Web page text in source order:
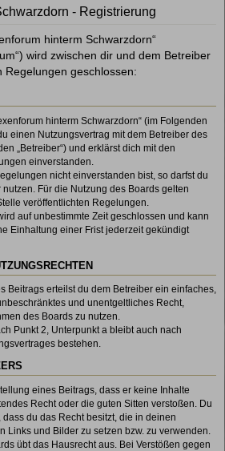
- Registrierung
hinterm Schwarzdorn“
wird zwischen dir und dem Betreiber
Regelungen geschlossen:
hinterm Schwarzdorn“ (im Folgenden
einen Nutzungsvertrag mit dem Betreiber des
„Betreiber“) und erklärst dich mit den
einverstanden.
nicht einverstanden bist, so darfst du
Für die Nutzung des Boards gelten
veröffentlichten Regelungen.
auf unbestimmte Zeit geschlossen und kann
Einhaltung einer Frist jederzeit gekündigt
Beitrags erteilst du dem Betreiber ein einfaches,
und unentgeltliches Recht,
des Boards zu nutzen.
Punkt 2, Unterpunkt a bleibt auch nach
bestehen.
eines Beitrags, dass er keine Inhalte
Recht oder die guten Sitten verstoßen. Du
du das Recht besitzt, die in deinen
Links und Bilder zu setzen bzw. zu verwenden.
übt das Hausrecht aus. Bei Verstößen gegen